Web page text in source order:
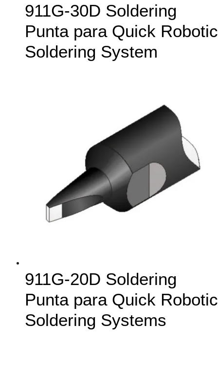
911G-30D Soldering
Punta para Quick Robotic
Soldering System
911G-20D Soldering
Punta para Quick Robotic
Soldering Systems